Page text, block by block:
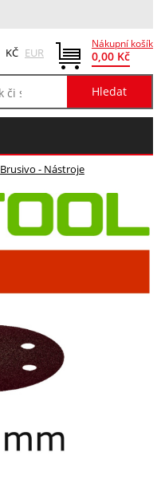
Nákupní košík
0,00 Kč
KČ EUR
Brusivo - Nástroje